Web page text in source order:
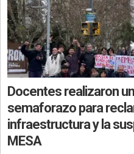
Docentes realizaron
semaforazo para
infraestructura y la
MESA